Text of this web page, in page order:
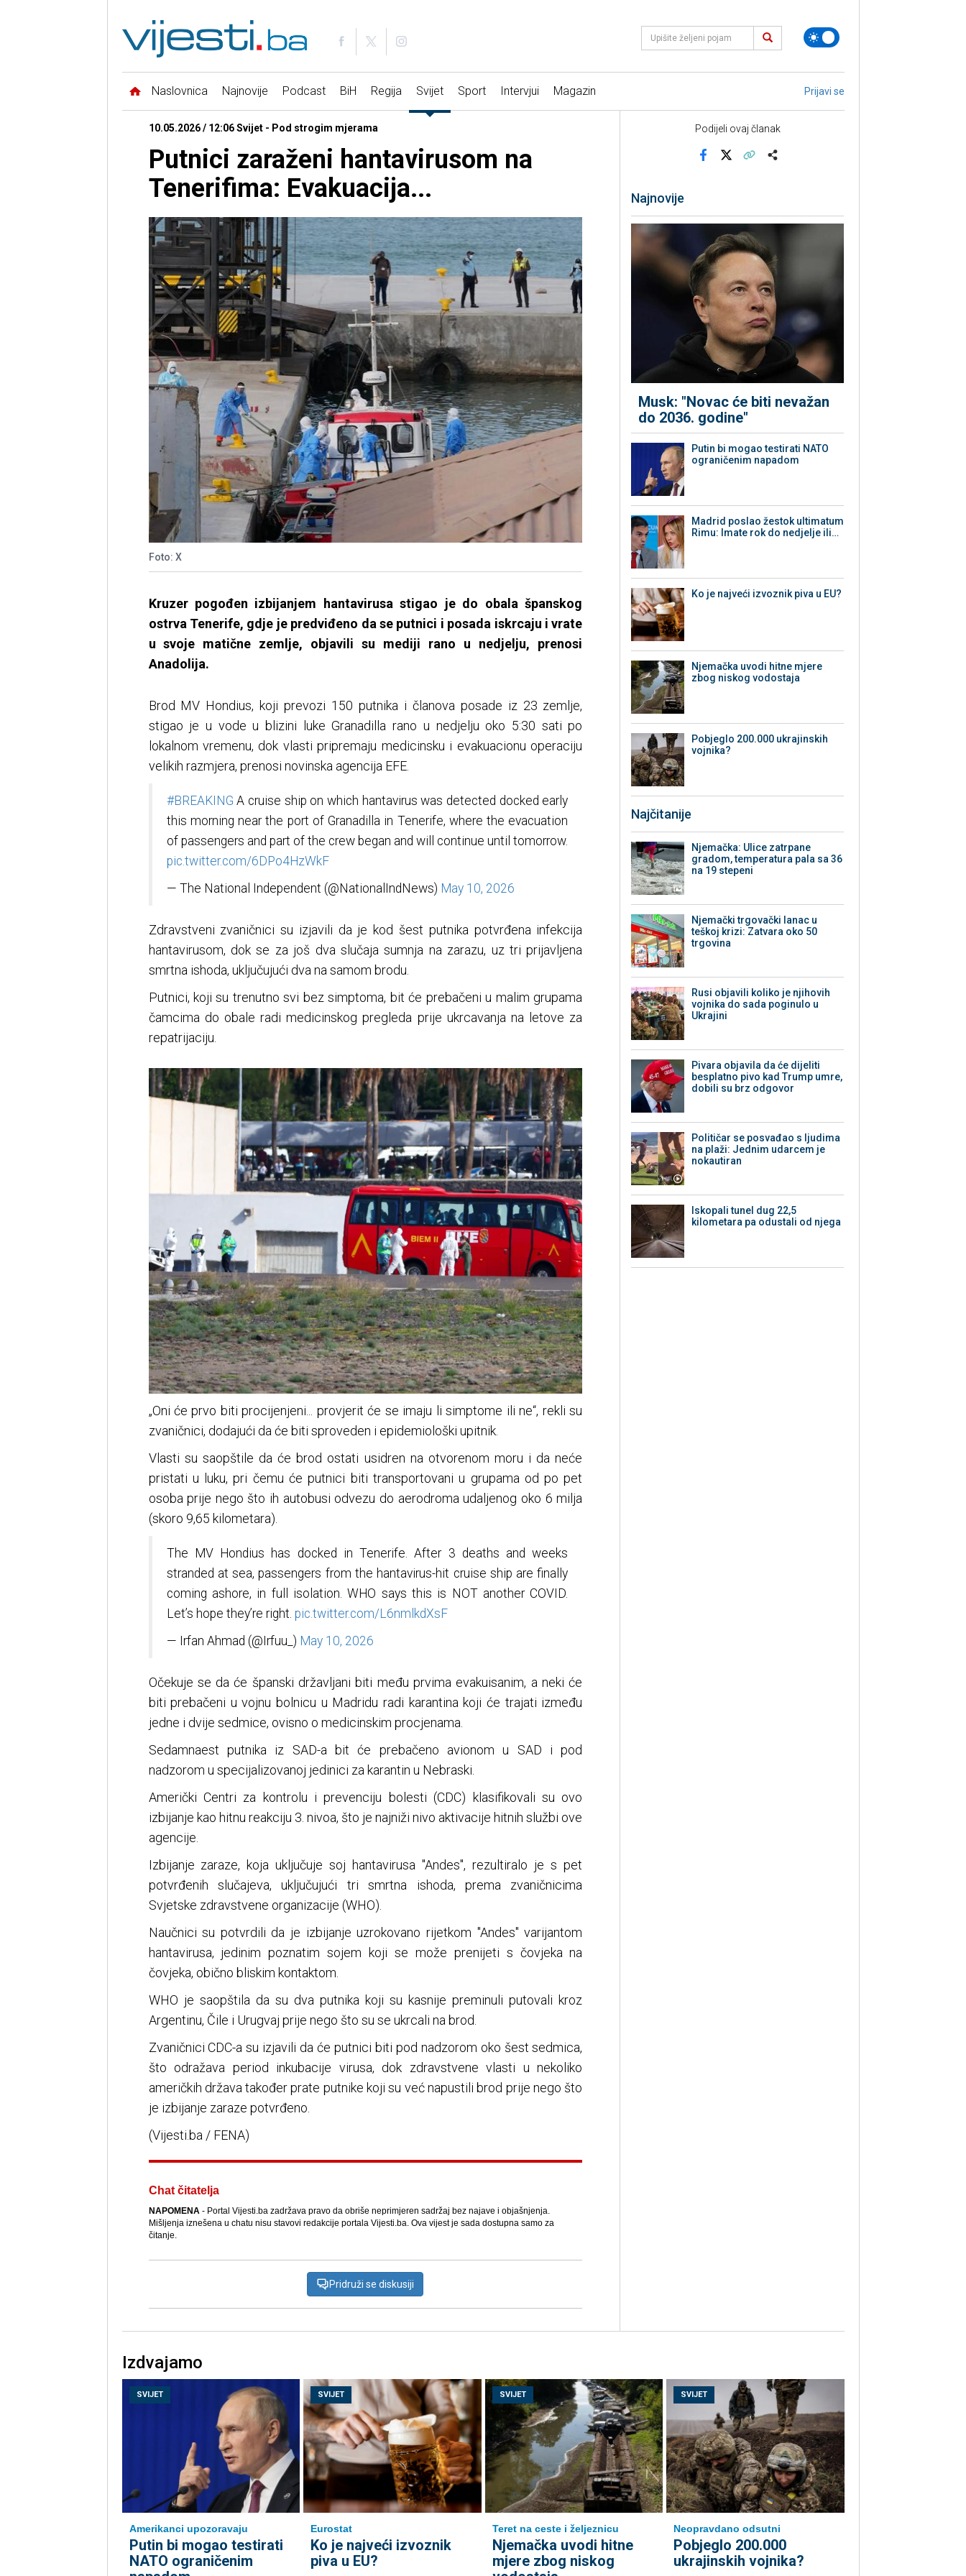
Naslovnica Najnovije Podcast BiH Regija Svijet Sport Intervjui Magazin Prijavi se
10.05.2026 / 12:06 Svijet - Pod strogim mjerama
Putnici zaraženi hantavirusom na
Tenerifima: Evakuacija...
Foto: X
Kruzer pogođen izbijanjem hantavirusa stigao je do obala španskog
ostrva Tenerife, gdje je predviđeno da se putnici i posada iskrcaju i vrate
u svoje matične zemlje, objavili su mediji rano u nedjelju, prenosi
Anadolija.
Brod MV Hondius, koji prevozi 150 putnika i članova posade iz 23 zemlje,
stigao je u vode u blizini luke Granadilla rano u nedjelju oko 5:30 sati po
lokalnom vremenu, dok vlasti pripremaju medicinsku i evakuacionu operaciju
velikih razmjera, prenosi novinska agencija EFE.
#BREAKING A cruise ship on which hantavirus was detected docked early
this morning near the port of Granadilla in Tenerife, where the evacuation
of passengers and part of the crew began and will continue until tomorrow.
pic.twitter.com/6DPo4HzWkF
— The National Independent (@NationalIndNews) May 10, 2026
Zdravstveni zvaničnici su izjavili da je kod šest putnika potvrđena infekcija
hantavirusom, dok se za još dva slučaja sumnja na zarazu, uz tri prijavljena
smrtna ishoda, uključujući dva na samom brodu.
Putnici, koji su trenutno svi bez simptoma, bit će prebačeni u malim grupama
čamcima do obale radi medicinskog pregleda prije ukrcavanja na letove za
repatrijaciju.
„Oni će prvo biti procijenjeni... provjerit će se imaju li simptome ili ne“, rekli su
zvaničnici, dodajući da će biti sproveden i epidemiološki upitnik.
Vlasti su saopštile da će brod ostati usidren na otvorenom moru i da neće
pristati u luku, pri čemu će putnici biti transportovani u grupama od po pet
osoba prije nego što ih autobusi odvezu do aerodroma udaljenog oko 6 milja
(skoro 9,65 kilometara).
The MV Hondius has docked in Tenerife. After 3 deaths and weeks
stranded at sea, passengers from the hantavirus-hit cruise ship are finally
coming ashore, in full isolation. WHO says this is NOT another COVID.
Let’s hope they’re right. pic.twitter.com/L6nmlkdXsF
— Irfan Ahmad (@Irfuu_) May 10, 2026
Očekuje se da će španski državljani biti među prvima evakuisanim, a neki će
biti prebačeni u vojnu bolnicu u Madridu radi karantina koji će trajati između
jedne i dvije sedmice, ovisno o medicinskim procjenama.
Sedamnaest putnika iz SAD-a bit će prebačeno avionom u SAD i pod
nadzorom u specijalizovanoj jedinici za karantin u Nebraski.
Američki Centri za kontrolu i prevenciju bolesti (CDC) klasifikovali su ovo
izbijanje kao hitnu reakciju 3. nivoa, što je najniži nivo aktivacije hitnih službi ove
agencije.
Izbijanje zaraze, koja uključuje soj hantavirusa "Andes", rezultiralo je s pet
potvrđenih slučajeva, uključujući tri smrtna ishoda, prema zvaničnicima
Svjetske zdravstvene organizacije (WHO).
Naučnici su potvrdili da je izbijanje uzrokovano rijetkom "Andes" varijantom
hantavirusa, jedinim poznatim sojem koji se može prenijeti s čovjeka na
čovjeka, obično bliskim kontaktom.
WHO je saopštila da su dva putnika koji su kasnije preminuli putovali kroz
Argentinu, Čile i Urugvaj prije nego što su se ukrcali na brod.
Zvaničnici CDC-a su izjavili da će putnici biti pod nadzorom oko šest sedmica,
što odražava period inkubacije virusa, dok zdravstvene vlasti u nekoliko
američkih država također prate putnike koji su već napustili brod prije nego što
je izbijanje zaraze potvrđeno.
(Vijesti.ba / FENA)
Chat čitatelja
NAPOMENA- Portal Vijesti.ba zadržava pravo da obriše neprimjeren sadržaj bez najave i objašnjenja.
Mišljenja iznešena u chatu nisu stavovi redakcije portala Vijesti.ba. Ova vijest je sada dostupna samo za
čitanje.
Pridruži se diskusiji
Podijeli ovaj članak
Najnovije
Musk: "Novac će biti nevažan
do 2036. godine"
Putin bi mogao testirati NATO
ograničenim napadom
Madrid poslao žestok ultimatum
Rimu: Imate rok do nedjelje ili…
Ko je najveći izvoznik piva u EU?
Njemačka uvodi hitne mjere
zbog niskog vodostaja
Pobjeglo 200.000 ukrajinskih
vojnika?
Najčitanije
Njemačka: Ulice zatrpane
gradom, temperatura pala sa 36
na 19 stepeni
Njemački trgovački lanac u
teškoj krizi: Zatvara oko 50
trgovina
Rusi objavili koliko je njihovih
vojnika do sada poginulo u
Ukrajini
Pivara objavila da će dijeliti
besplatno pivo kad Trump umre,
dobili su brz odgovor
Političar se posvađao s ljudima
na plaži: Jednim udarcem je
nokautiran
Iskopali tunel dug 22,5
kilometara pa odustali od njega
Izdvajamo
SVIJET
Amerikanci upozoravaju
Putin bi mogao testirati
NATO ograničenim
SVIJET
Eurostat
Ko je najveći izvoznik
piva u EU?
SVIJET
Teret na ceste i željeznicu
Njemačka uvodi hitne
mjere zbog niskog
SVIJET
Neopravdano odsutni
Pobjeglo 200.000
ukrajinskih vojnika?